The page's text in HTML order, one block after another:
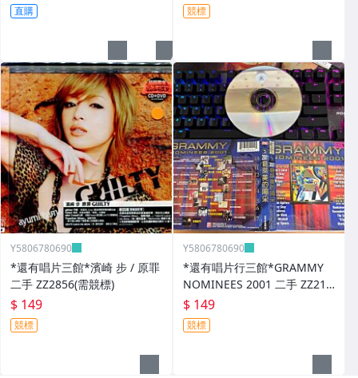
直購 競標
Y5806780690
*還有唱片三館*濱崎 步 / 原罪
二手 ZZ2856(需競標)
$ 149
競標
Y5806780690
*還有唱片行三館*GRAMMY
NOMINEES 2001 二手 ZZ214
03
$ 149
競標